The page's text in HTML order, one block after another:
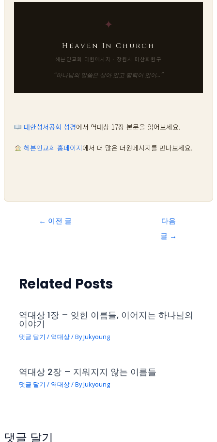
✦
Heaven In Church
헤븐인교회 더원메시지 · 창원시 마산회원구
“하나님의 말씀은 살아 있고 활력이 있어…”
대한성서공회 성경에서 역대상 17장 본문을 읽어보세요.
헤븐인교회 홈페이지에서 더 많은 더원메시지를 만나보세요.
← 이전 글
다음
글 →
Related Posts
역대상 1장 – 잊힌 이름들, 이어지는 하나님의
이야기
댓글 달기 / 역대상/ ByJukyoung
역대상 2장 – 지워지지 않는 이름들
댓글 달기 / 역대상/ ByJukyoung
댓글 달기